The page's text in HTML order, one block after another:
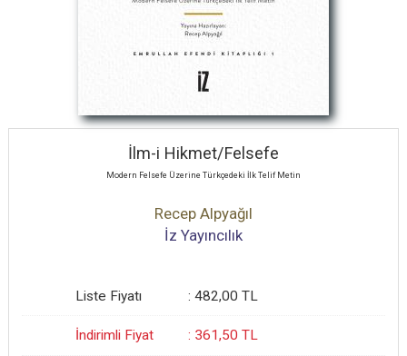
İlm-i Hikmet/Felsefe
Modern Felsefe Üzerine Türkçedeki İlk Telif Metin
Recep Alpyağıl
İz Yayıncılık
Liste Fiyatı :482,00 TL
İndirimli Fiyat : 361,50 TL